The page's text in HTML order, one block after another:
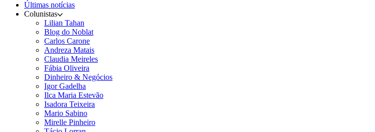
Últimas notícias
Colunistas
Lilian Tahan
Blog do Noblat
Carlos Carone
Andreza Matais
Claudia Meireles
Fábia Oliveira
Dinheiro & Negócios
Igor Gadelha
Ilca Maria Estevão
Isadora Teixeira
Mario Sabino
Mirelle Pinheiro